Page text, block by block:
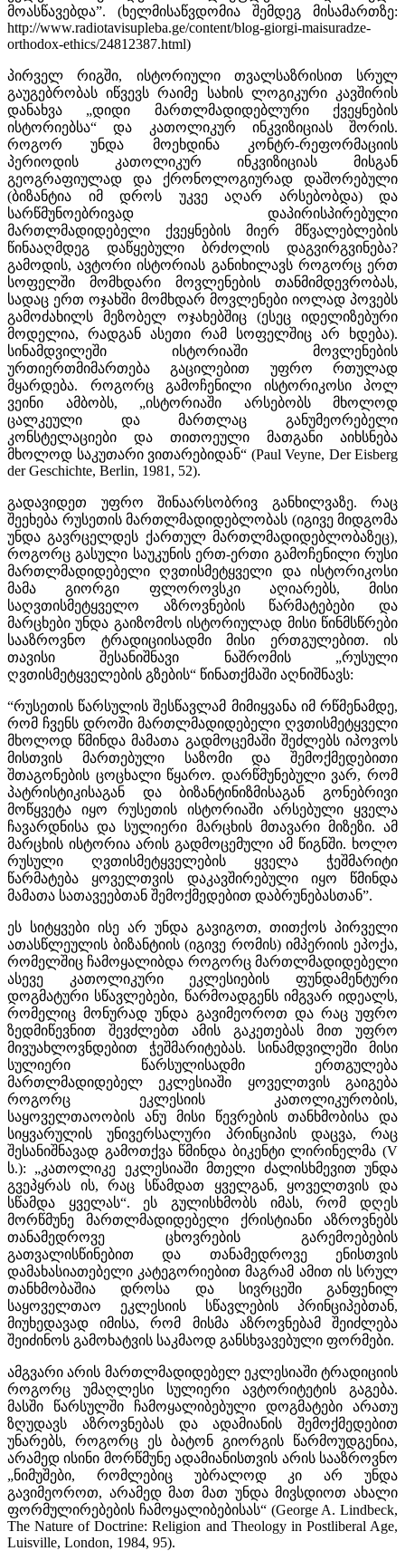
მოასწავებდა”. (ხელმისაწვდომია შემდეგ მისამართზე:
http://www.radiotavisupleba.ge/content/blog-giorgi-maisuradze-
orthodox-ethics/24812387.html)
პირველ რიგში, ისტორიული თვალსაზრისით სრულ
გაუგებრობას იწვევს რაიმე სახის ლოგიკური კავშირის
დანახვა „დიდი მართლმადიდებლური ქვეყნების
ისტორიებსა“ და კათოლიკურ ინკვიზიციას შორის.
როგორ უნდა მოეხდინა კონტრ-რეფორმაციის
პერიოდის კათოლიკურ ინკვიზიციას მისგან
გეოგრაფიულად და ქრონოლოგიურად დაშორებული
(ბიზანტია იმ დროს უკვე აღარ არსებობდა) და
სარწმუნოებრივად დაპირისპირებული
მართლმადიდებელი ქვეყნების მიერ მწვალებლების
წინააღმდეგ დაწყებული ბრძოლის დაგვირგვინება?
გამოდის, ავტორი ისტორიას განიხილავს როგორც ერთ
სოფელში მომხდარი მოვლენების თანმიმდევრობას,
სადაც ერთ ოჯახში მომხდარ მოვლენები იოლად პოვებს
გამოძახილს მეზობელ ოჯახებშიც (ესეც იდელიზებური
მოდელია, რადგან ასეთი რამ სოფელშიც არ ხდება).
სინამდვილეში ისტორიაში მოვლენების
ურთიერთმიმართება გაცილებით უფრო რთულად
მყარდება. როგორც გამოჩენილი ისტორიკოსი პოლ
ვეინი ამბობს, „ისტორიაში არსებობს მხოლოდ
ცალკეული და მართლაც განუმეორებელი
კონსტელაციები და თითოეული მათგანი აიხსნება
მხოლოდ საკუთარი ვითარებიდან“ (Paul Veyne, Der Eisberg
der Geschichte, Berlin, 1981, 52).
გადავიდეთ უფრო შინაარსობრივ განხილვაზე. რაც
შეეხება რუსეთის მართლმადიდებლობას (იგივე მიდგომა
უნდა გავრცელდეს ქართულ მართლმადიდებლობაზეც),
როგორც გასული საუკუნის ერთ-ერთი გამოჩენილი რუსი
მართლმადიდებელი ღვთისმეტყველი და ისტორიკოსი
მამა გიორგი ფლოროვსკი აღიარებს, მისი
საღვთისმეტყველო აზროვნების წარმატებები და
მარცხები უნდა გაიზომოს ისტორიულად მისი წინმსწრები
სააზროვნო ტრადიციისადმი მისი ერთგულებით. ის
თავისი შესანიშნავი ნაშრომის „რუსული
ღვთისმეტყველების გზების“ წინათქმაში აღნიშნავს:
“რუსეთის წარსულის შესწავლამ მიმიყვანა იმ რწმენამდე,
რომ ჩვენს დროში მართლმადიდებელი ღვთისმეტყველი
მხოლოდ წმინდა მამათა გადმოცემაში შეძლებს იპოვოს
მისთვის მართებული საზომი და შემოქმედებითი
შთაგონების ცოცხალი წყარო. დარწმუნებული ვარ, რომ
პატრისტიკისაგან და ბიზანტინიზმისაგან გონებრივი
მოწყვეტა იყო რუსეთის ისტორიაში არსებული ყველა
ჩავარდნისა და სულიერი მარცხის მთავარი მიზეზი. ამ
მარცხის ისტორია არის გადმოცემული ამ წიგნში. ხოლო
რუსული ღვთისმეტყველების ყველა ჭეშმარიტი
წარმატება ყოველთვის დაკავშირებული იყო წმინდა
მამათა სათავეებთან შემოქმედებით დაბრუნებასთან”.
ეს სიტყვები ისე არ უნდა გავიგოთ, თითქოს პირველი
ათასწლეულის ბიზანტიის (იგივე რომის) იმპერიის ეპოქა,
რომელშიც ჩამოყალიბდა როგორც მართლმადიდებელი
ასევე კათოლიკური ეკლესიების ფუნდამენტური
დოგმატური სწავლებები, წარმოადგენს იმგვარ იდეალს,
რომელიც მონურად უნდა გავიმეოროთ და რაც უფრო
ზედმიწევნით შევძლებთ ამის გაკეთებას მით უფრო
მივუახლოვნდებით ჭეშმარიტებას. სინამდვილეში მისი
სულიერი წარსულისადმი ერთგულება
მართლმადიდებელ ეკლესიაში ყოველთვის გაიგება
როგორც ეკლესიის კათოლიკურობის,
საყოველთაოობის ანუ მისი წევრების თანხმობისა და
სიყვარულის უნივერსალური პრინციპის დაცვა, რაც
შესანიშნავად გამოთქვა წმინდა ბიკენტი ლირინელმა (V
ს.): „კათოლიკე ეკლესიაში მთელი ძალისხმევით უნდა
გვეპყრას ის, რაც სწამდათ ყველგან, ყოველთვის და
სწამდა ყველას“. ეს გულისხმობს იმას, რომ დღეს
მორწმუნე მართლმადიდებელი ქრისტიანი აზროვნებს
თანამედროვე ცხოვრების გარემოებების
გათვალისწინებით და თანამედროვე ენისთვის
დამახასიათებელი კატეგორიებით მაგრამ ამით ის სრულ
თანხმობაშია დროსა და სივრცეში განფენილ
საყოველთაო ეკლესიის სწავლების პრინციპებთან,
მიუხედავად იმისა, რომ მისმა აზროვნებამ შეიძლება
შეიძინოს გამოხატვის საკმაოდ განსხვავებული ფორმები.
ამგვარი არის მართლმადიდებელ ეკლესიაში ტრადიციის
როგორც უმაღლესი სულიერი ავტორიტეტის გაგება.
მასში წარსულში ჩამოყალიბებული დოგმატები არათუ
ზღუდავს აზროვნებას და ადამიანის შემოქმედებით
უნარებს, როგორც ეს ბატონ გიორგის წარმოუდგენია,
არამედ ისინი მორწმუნე ადამიანისთვის არის სააზროვნო
„ნიმუშები, რომლებიც უბრალოდ კი არ უნდა
გავიმეოროთ, არამედ მათ მათ უნდა მივსდიოთ ახალი
ფორმულირებების ჩამოყალიბებისას“ (George A. Lindbeck,
The Nature of Doctrine: Religion and Theology in Postliberal Age,
Luisville, London, 1984, 95).